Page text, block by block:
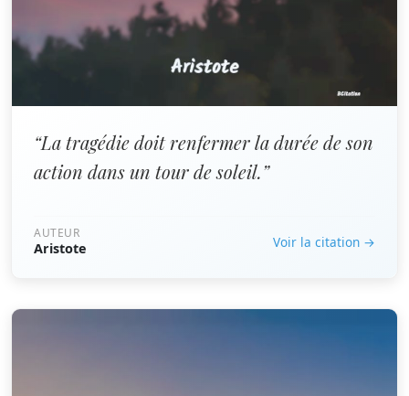
“La tragédie doit renfermer la durée de son
action dans un tour de soleil.”
AUTEUR
Aristote Voir la citation →